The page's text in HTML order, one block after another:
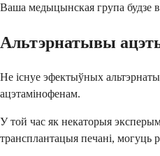
Ваша медыцынская група будзе
Альтэрнатывы
Не існуе эфектыўных
ацэтамінофенам.
У той час як некаторыя
трансплантацыя печані, могуць